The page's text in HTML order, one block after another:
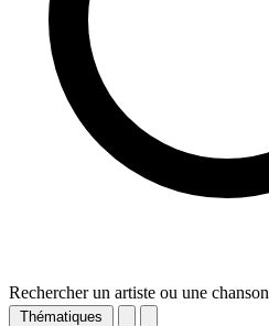
Rechercher un artiste ou une chanson
Thématiques